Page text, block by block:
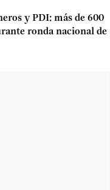
y PDI: más de 600
ronda nacional de